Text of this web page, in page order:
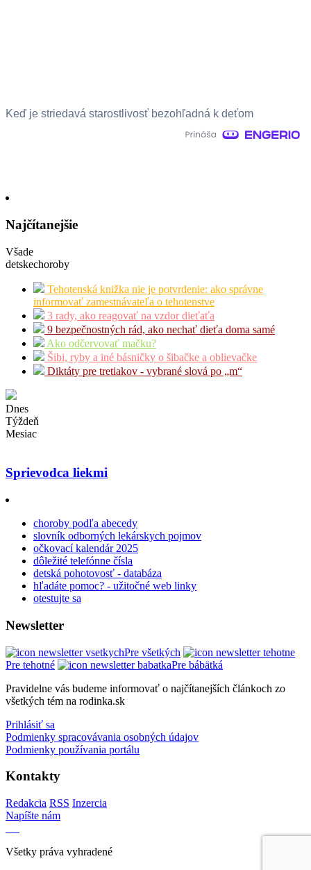
Keď je striedavá starostlivosť bezohľadná k deťom
Najčítanejšie
Všade
detskechoroby
Tehotenská knižka nie je potvrdenie: ako správne
informovať zamestnávateľa o tehotenstve
3 rady, ako reagovať na vzdor dieťaťa
9 bezpečnostných rád, ako nechať dieťa doma samé
Ako odčervovať mačku?
Šibi, ryby a iné básničky o šibačke a oblievačke
Diktáty pre tretiakov - vybrané slová po „m“
Dnes
Týždeň
Mesiac
Sprievodca liekmi
choroby podľa abecedy
slovník odborných lekárskych pojmov
očkovací kalendár 2025
dôležité telefónne čísla
detská pohotovosť - databáza
hľadáte pomoc? - užitočné web linky
otestujte sa
Newsletter
Pre všetkých
Pre tehotné
Pre bábätká
Pravidelne vás budeme informovať o najčítanejších článkoch zo
všetkých tém na rodinka.sk
Prihlásiť sa
Podmienky spracovávania osobných údajov
Podmienky používania portálu
Kontakty
Redakcia RSS Inzercia
Napíšte nám
Všetky práva vyhradené